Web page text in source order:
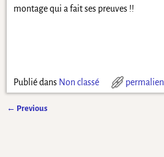
montage qui a fait ses preuves !!
Publié dans Non classé permalien
← Previous